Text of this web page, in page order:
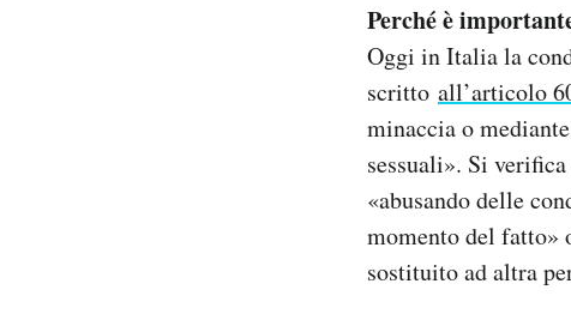
Perché è
Oggi in Italia la
scritto all’articolo
minaccia o
sessuali». Si
«abusando delle
momento del fatto»
sostituito ad altra